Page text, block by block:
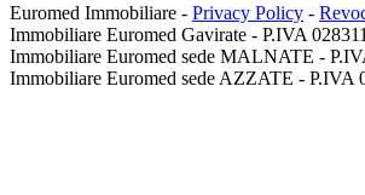
Euromed Immobiliare - Privacy Policy -
Immobiliare Euromed Gavirate - P.IVA
Immobiliare Euromed sede MALNATE -
Immobiliare Euromed sede AZZATE - P.IVA